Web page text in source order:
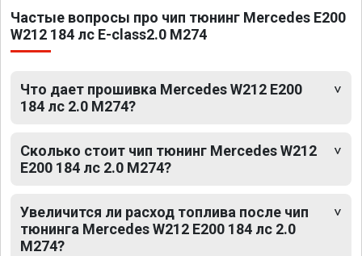
Частые вопросы про чип тюнинг Mercedes E200
W212 184 лс E-class2.0 M274
Что дает прошивка Mercedes W212 E200
184 лс 2.0 M274?
Сколько стоит чип тюнинг Mercedes W212
E200 184 лс 2.0 M274?
Увеличится ли расход топлива после чип
тюнинга Mercedes W212 E200 184 лс 2.0
M274?